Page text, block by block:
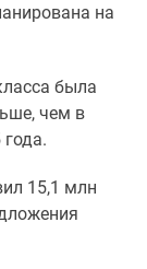
на
была
чем в
15,1 млн